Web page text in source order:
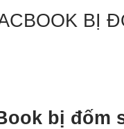
BỊ
bị đốm